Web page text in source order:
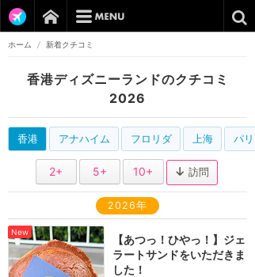
ホーム / 新着クチコミ
香港ディズニーランドのクチコミ
2026
香港 アナハイム フロリダ 上海 パリ
2+ 5+ 10+ 訪問
2026年
New
【あつっ！ひやっ！】ジェ
ラートサンドをいただきま
した！